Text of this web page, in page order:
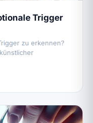
Trigger
zu erkennen?